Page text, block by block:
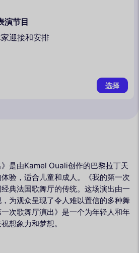
演节目
家迎接和安排
选择
》是由Kamel Ouali创作的巴黎拉丁天
验，适合儿童和成人。《我的第一次
典法国歌舞厅的传统。这场演出由一
为观众呈现了令人难以置信的多种舞
次歌舞厅演出》是一个为年轻人和年
想象力和梦想。